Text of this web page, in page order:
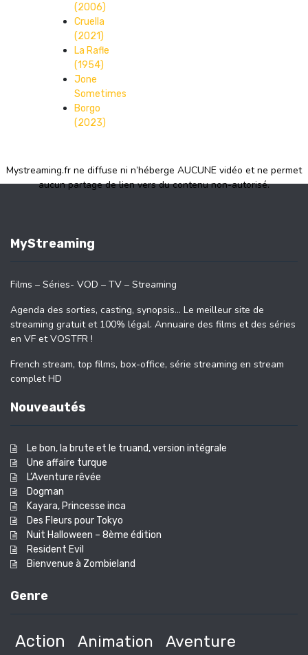
(2006)
Cruella
(2021)
La Rafle
(1954)
Jone
Sometimes
Borgo
(2023)
Mystreaming.fr ne diffuse ni n’héberge AUCUNE vidéo et ne permet
aucun partage de lien vers du contenu non-autorisé.
MyStreaming
Films – Séries- VOD – TV – Streaming
Agenda des sorties, casting, synopsis… Le meilleur site de
streaming gratuit et 100% légal. Annuaire des films et des séries
en VF et VOSTFR !
French stream, top films, box-office, série streaming en stream
complet HD
Nouveautés
Le bon, la brute et le truand, version intégrale
Une affaire turque
L’Aventure rêvée
Dogman
Kayara, Princesse inca
Des Fleurs pour Tokyo
Nuit Halloween – 8ème édition
Resident Evil
Bienvenue à Zombieland
Genre
Action Animation Aventure